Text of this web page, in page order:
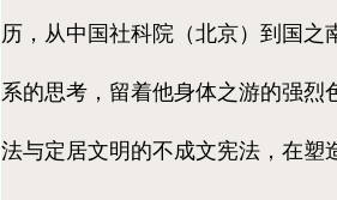
历，从中国社科院（北京）到国
系的思考，留着他身体之游的强
法与定居文明的不成文宪法，在塑